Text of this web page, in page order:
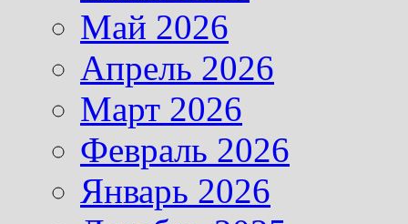
Май 2026
Апрель 2026
Март 2026
Февраль 2026
Январь 2026